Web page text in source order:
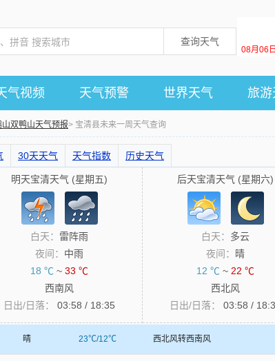
查询天气
08月06
气视频 天气预警 世界天气 旅
山双鸭山天气预报> 宝清县未来一周天气查询
30天天气 天气指数 历史天气
明天宝清天气 (星期五)
白天： 雷阵雨
夜间： 中雨
18 ℃ ~ 33 ℃
西南风
日出/日落：
03:58 / 18:35
后天宝清天气 (星期六)
白天： 多云
夜间：
晴
12 ℃ ~ 22 ℃
西北风
日出/日落：
03:58 /
晴 23℃/12℃ 西北风转西南风